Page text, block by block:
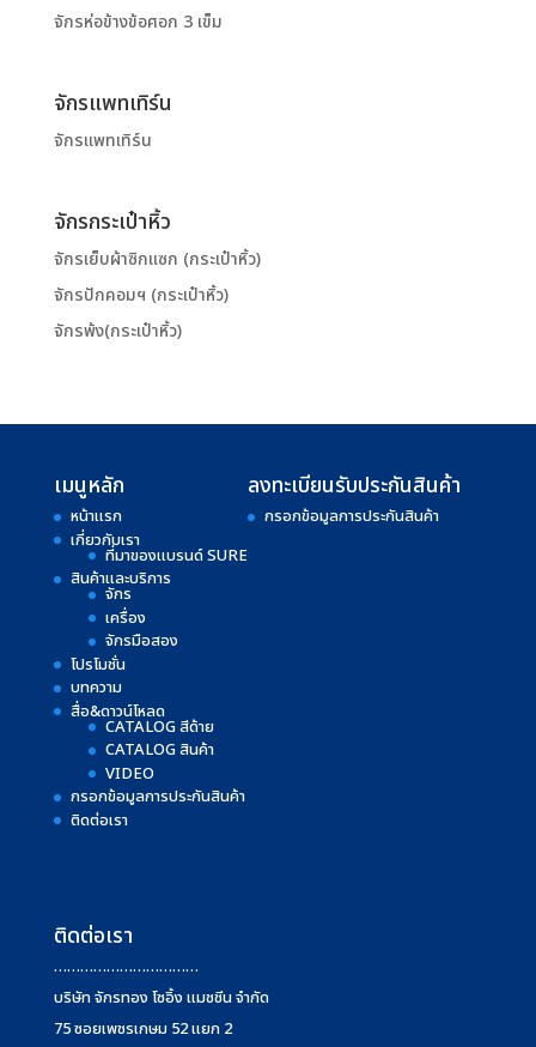
จักรห่อข้างข้อศอก 3 เข็ม
จักรแพทเทิร์น
จักรแพทเทิร์น
จักรกระเป๋าหิ้ว
จักรเย็บผ้าซิกแซก (กระเป๋าหิ้ว)
จักรปักคอมฯ (กระเป๋าหิ้ว)
จักรพ้ง(กระเป๋าหิ้ว)
เมนูหลัก
หน้าแรก
เกี่ยวกับเรา
ที่มาของแบรนด์ SURE
สินค้าและบริการ
จักร
เครื่อง
จักรมือสอง
โปรโมชั่น
บทความ
สื่อ&ดาวน์โหลด
CATALOG สีด้าย
CATALOG สินค้า
VIDEO
กรอกข้อมูลการประกันสินค้า
ติดต่อเรา
ลงทะเบียนรับประกันสินค้า
กรอกข้อมูลการประกันสินค้า
ติดต่อเรา
……………………………
บริษัท จักรทอง โซอิ้ง แมชชีน จำกัด
75 ซอยเพชรเกษม 52 แยก 2